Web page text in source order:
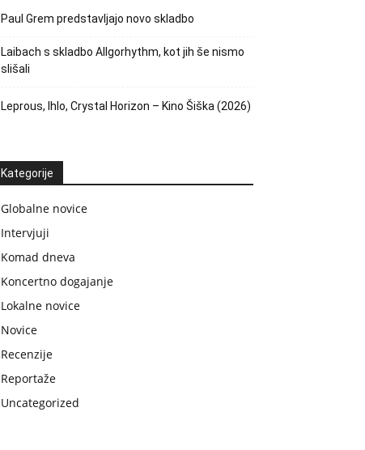
Paul Grem predstavljajo novo skladbo
Laibach s skladbo Allgorhythm, kot jih še nismo
slišali
Leprous, Ihlo, Crystal Horizon – Kino Šiška (2026)
Kategorije
Globalne novice
Intervjuji
Komad dneva
Koncertno dogajanje
Lokalne novice
Novice
Recenzije
Reportaže
Uncategorized